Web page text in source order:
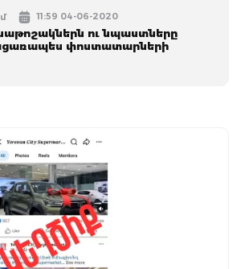
11:59 04-06-2020
ու նպաստները
փոստատարների